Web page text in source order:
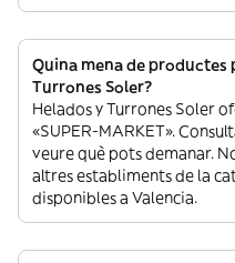
Quina mena de productes
Turrones Soler?
Helados y Turrones Soler
«SUPER-MARKET».
veure què pots demanar.
altres establiments de la
disponibles a Valencia.